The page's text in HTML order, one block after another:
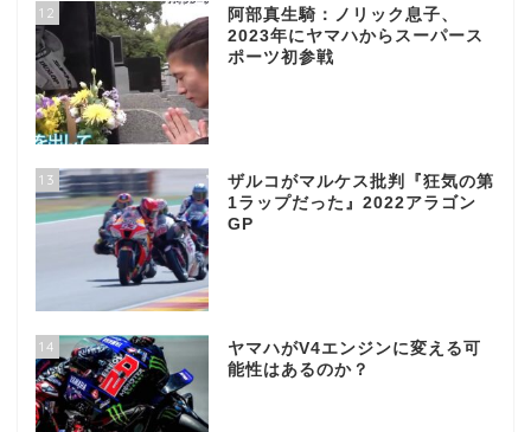
12
阿部真生騎：ノリック息子、
2023年にヤマハからスーパース
ポーツ初参戦
13
ザルコがマルケス批判『狂気の第
1ラップだった』2022アラゴン
GP
14
ヤマハがV4エンジンに変える可
能性はあるのか？